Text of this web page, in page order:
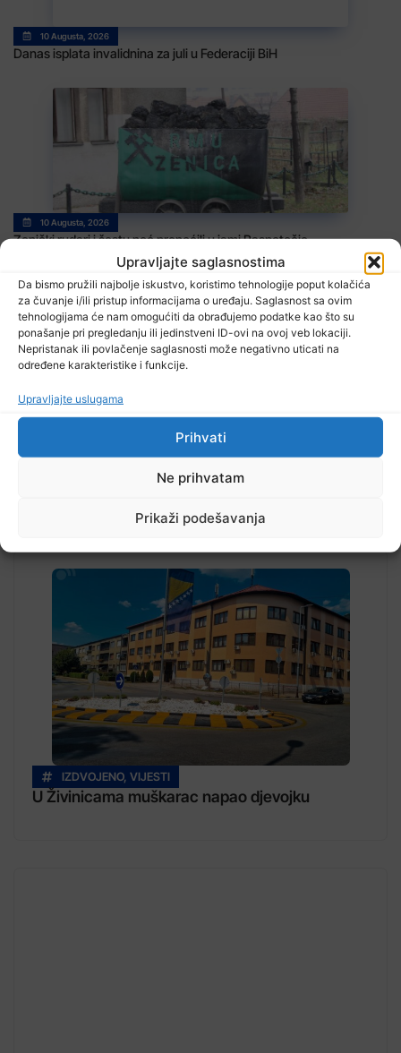
Upravljajte saglasnostima
Da bismo pružili najbolje iskustvo, koristimo tehnologije poput kolačića
za čuvanje i/ili pristup informacijama o uređaju. Saglasnost sa ovim
tehnologijama će nam omogućiti da obrađujemo podatke kao što su
ponašanje pri pregledanju ili jedinstveni ID-ovi na ovoj veb lokaciji.
Nepristanak ili povlačenje saglasnosti može negativno uticati na
određene karakteristike i funkcije.
Upravljajte uslugama
Prihvati
Ne prihvatam
Prikaži podešavanja
10 Augusta, 2026
Danas isplata invalidnina za juli u Federaciji BiH
10 Augusta, 2026
Zenički rudari i šestu noć prenoćili u jami Raspotočje
TV RASPORED
IZDVOJENO, VIJESTI
U Živinicama muškarac napao djevojku